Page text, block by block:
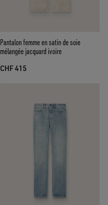
Pantalon femme en satin de soie
mélangée jacquard ivoire
CHF 415